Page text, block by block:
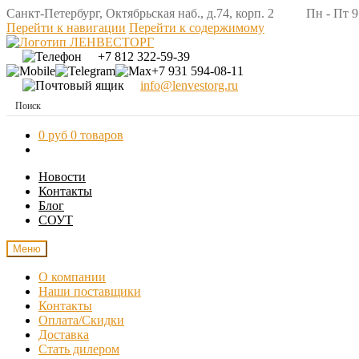
Санкт-Петербург, Октябрьская наб., д.74, корп. 2 Пн - Пт
Перейти к навигации Перейти к содержимому
+7 812 322-59-39
+7 931 594-08-11
info@lenvestorg.ru
0 руб 0 товаров
Новости
Контакты
Блог
СОУТ
Меню
О компании
Наши поставщики
Контакты
Оплата/Скидки
Доставка
Стать дилером